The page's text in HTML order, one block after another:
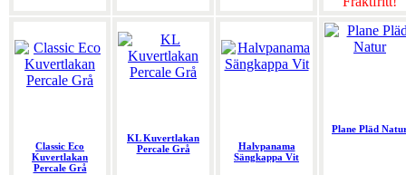
Classic Eco
Kuvertlakan
Percale Grå
KL Kuvertlakan
Percale Grå
Halvpanama
Sängkappa Vit
Plane Pläd